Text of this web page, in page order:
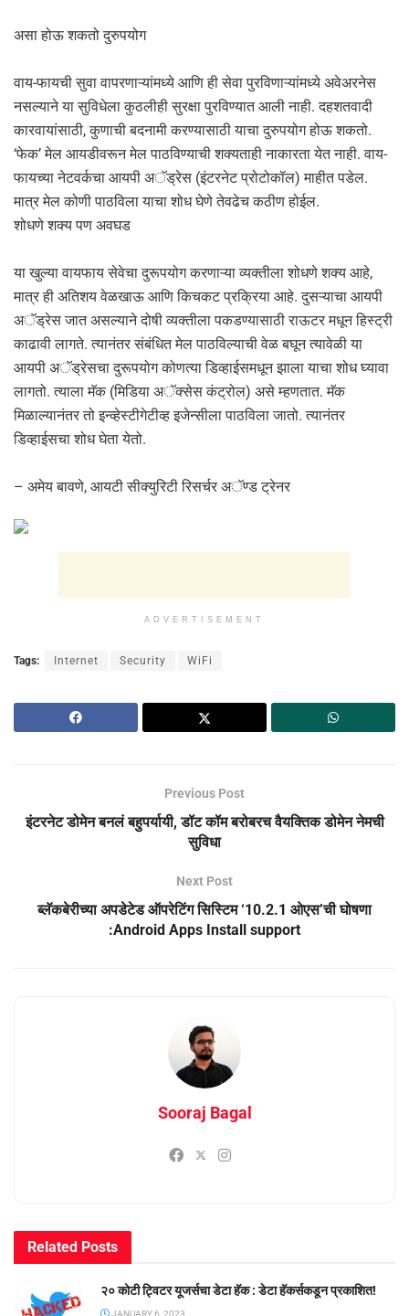
असा होऊ शकतो दुरुपयोग
वाय-फायची सुवा वापरणाऱ्यांमध्ये आणि ही सेवा पुरविणाऱ्यांमध्ये अवेअरनेस
नसल्याने या सुविधेला कुठलीही सुरक्षा पुरविण्यात आली नाही. दहशतवादी
कारवायांसाठी, कुणाची बदनामी करण्यासाठी याचा दुरुपयोग होऊ शकतो.
‘फेक’ मेल आयडीवरून मेल पाठविण्याची शक्यताही नाकारता येत नाही. वाय-
फायच्या नेटवर्कचा आयपी अॅड्रेस (इंटरनेट प्रोटोकॉल) माहीत पडेल.
मात्र मेल कोणी पाठविला याचा शोध घेणे तेवढेच कठीण होईल.
शोधणे शक्य पण अवघड
या खुल्या वायफाय सेवेचा दुरूपयोग करणाऱ्या व्यक्तीला शोधणे शक्य आहे,
मात्र ही अतिशय वेळखाऊ आणि किचकट प्रक्रिया आहे. दुसऱ्याचा आयपी
अॅड्रेस जात असल्याने दोषी व्यक्तीला पकडण्यासाठी राऊटर मधून हिस्ट्री
काढावी लागते. त्यानंतर संबंधित मेल पाठविल्याची वेळ बघून त्यावेळी या
आयपी अॅड्रेसचा दुरूपयोग कोणत्या डिव्हाईसमधून झाला याचा शोध घ्यावा
लागतो. त्याला मॅक (मिडिया अॅक्सेस कंट्रोल) असे म्हणतात. मॅक
मिळाल्यानंतर तो इन्व्हेस्टीगेटीव्ह इजेन्सीला पाठविला जातो. त्यानंतर
डिव्हाईसचा शोध घेता येतो.
– अमेय बावणे, आयटी सीक्युरिटी रिसर्चर अॅण्ड ट्रेनर
ADVERTISEMENT
Tags: Internet Security WiFi
Previous Post
इंटरनेट डोमेन बनलं बहुपर्यायी, डॉट कॉम बरोबरच वैयक्तिक डोमेन नेमची
सुविधा
Next Post
ब्लॅकबेरीच्या अपडेटेड ऑपरेटिंग सिस्टिम ‘10.2.1 ओएस’ची घोषणा
:Android Apps Install support
Sooraj Bagal
Related Posts
२० कोटी ट्विटर यूजर्सचा डेटा हॅक : डेटा हॅकर्सकडून प्रकाशित!
JANUARY 6, 2023